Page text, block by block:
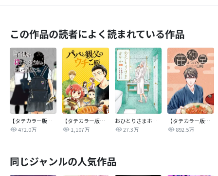
この作品の読者によく読まれている作品
【タテカラー版】｢子供を殺してください｣という親たち
472.0万
【タテカラー版】パパと親父のウチご飯
1,107万
おひとりさまホテル
27.3万
【タテカラー版】鹿楓堂よついろ日和
892.5万
同じジャンルの人気作品